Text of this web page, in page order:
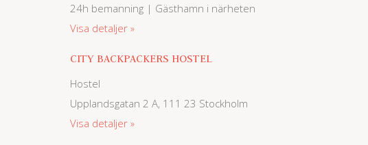
24h bemanning | Gästhamn i närheten
Visa detaljer
CITY BACKPACKERS HOSTEL
Hostel
Upplandsgatan 2 A, 111 23 Stockholm
Visa detaljer